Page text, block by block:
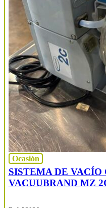
Ocasión
SISTEMA DE VACÍO
VACUUBRAND MZ